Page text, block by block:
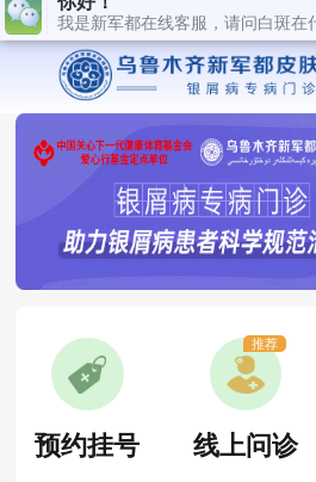
预约挂号 线上问诊
推荐